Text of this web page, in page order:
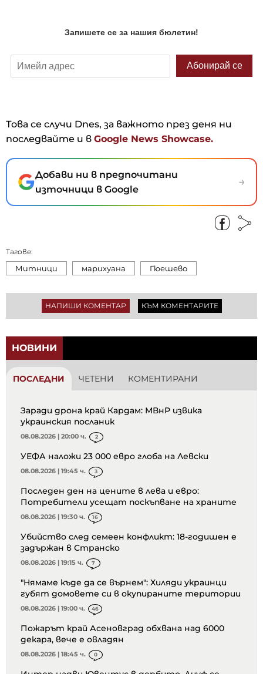
Това се случи Dnes, за важното през деня ни
последвайте и в Google News Showcase.
Добави ни в предпочитани
източници в Google
→
Тагове:
Митници марихуана Гюешево
НАПИШИ КОМЕНТАР КЪМ КОМЕНТАРИТЕ
НОВИНИ
ПОСЛЕДНИ ЧЕТЕНИ КОМЕНТИРАНИ
Заради дрона край Кардам: МВнР извика
украинския посланик
08.08.2026 | 20:00 ч. 2
УЕФА наложи 23 000 евро глоба на Левски
08.08.2026 | 19:45 ч. 3
Последен ден на цените в лева и евро:
Потребители усещат поскъпване на храните
08.08.2026 | 19:30 ч. 16
Убийство след семеен конфликт: 18-годишен е
задържан в Странско
08.08.2026 | 19:15 ч. 7
"Нямаме къде да се върнем": Хиляди украинци
губят домовете си в окупираните територии
08.08.2026 | 19:00 ч. 46
Пожарът край Асеновград обхвана над 6000
декара, вече е овладян
08.08.2026 | 18:45 ч. 0